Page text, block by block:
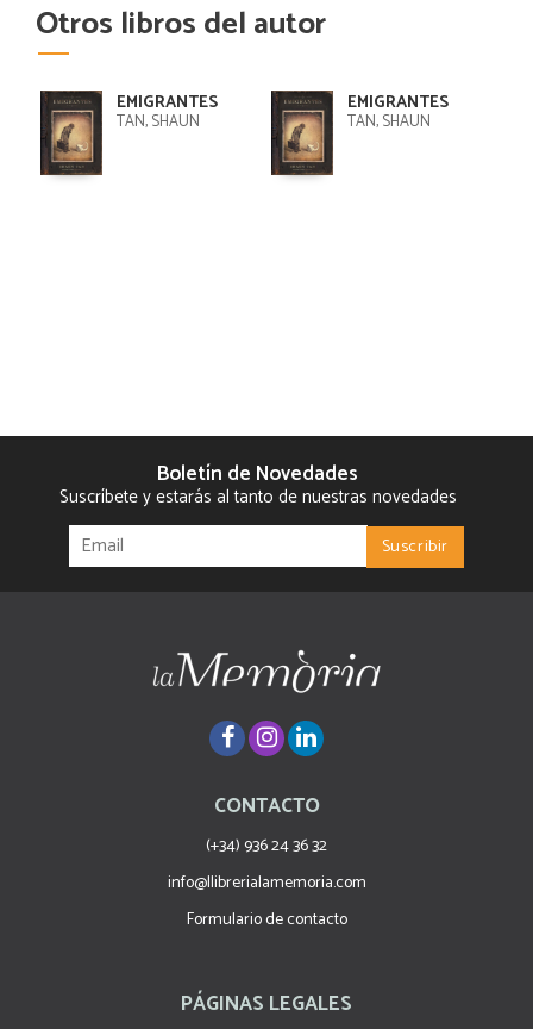
Otros libros del autor
EMIGRANTES
TAN, SHAUN
EMIGRANTES
TAN, SHAUN
Boletín de Novedades
Suscríbete y estarás al tanto de nuestras novedades
CONTACTO
(+34) 936 24 36 32
info@llibrerialamemoria.com
Formulario de contacto
PÁGINAS LEGALES